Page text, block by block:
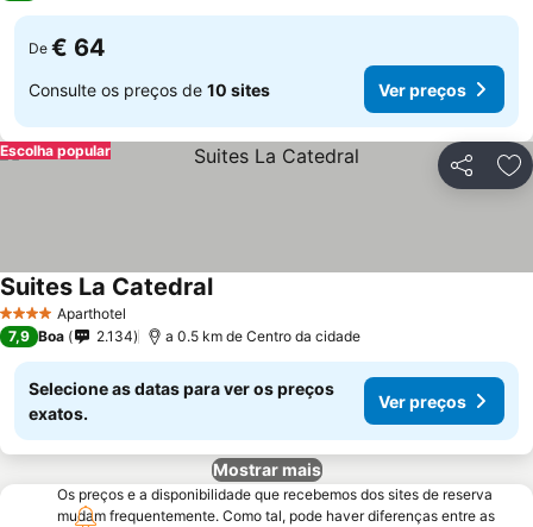
De € 64
Consulte os preços de 10 sites Ver preços
Partilhar
Escolha popular
4 EstrelasAparthotel
Suites La CatedralVer preços
7,9 Boa 2.134 a 0.5 km de Centro da cidade
Selecione as datas para ver os preços
exatos.
Ver preços
Mostrar mais
Os preços e a disponibilidade que recebemos dos sites de reserva
mudam frequentemente. Como tal, pode haver diferenças entre as